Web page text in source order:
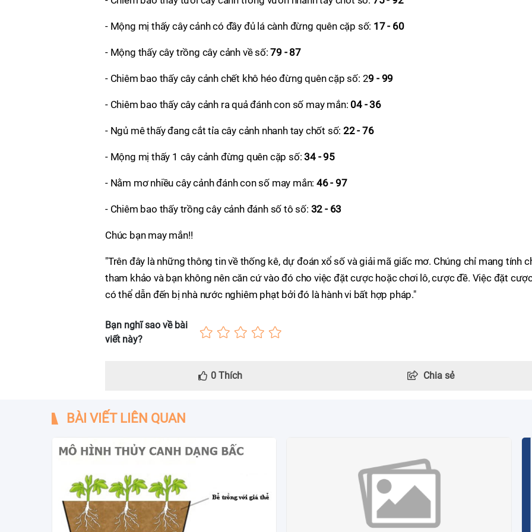
- Mộng mị thấy cây cảnh có đầy đủ lá cành đừng quên cặp số: 17 - 60
- Mộng thấy cây trồng cây cảnh về số:79 - 87
- Chiêm bao thấy cây cảnh chết khô héo đừng quên cặp số: 29 - 99
- Chiêm bao thấy cây cảnh ra quả đánh con số may mắn: 04 - 36
- Ngủ mê thấy đang cắt tỉa cây cảnh nhanh tay chốt số: 22 - 76
- Mộng mị thấy 1 cây cảnh đừng quên cặp số:34 - 95
- Nằm mơ nhiều cây cảnh đánh con số may mắn: 46 - 97
- Chiêm bao thấy trồng cây cảnh đánh số tô số: 32 - 63
Chúc bạn may mắn!!
"Trên đây là những thông tin về thống kê, dự đoán xổ số và giải mã giấc mơ. Chúng chỉ mang tính
tham khảo và bạn không nên căn cứ vào đó cho việc đặt cược hoặc chơi lô, cược đề. Việc đặt
có thể dẫn đến bị nhà nước nghiêm phạt bởi đó là hành vi bất hợp pháp."
Bạn nghĩ sao về bài
viết này?
0Thích Chia sẻ
BÀI VIẾT LIÊN QUAN